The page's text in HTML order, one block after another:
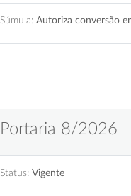
Súmula: Autoriza conversão
Portaria 8/2026
Status: Vigente